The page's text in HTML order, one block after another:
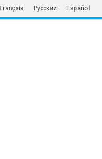
Français Русский Español